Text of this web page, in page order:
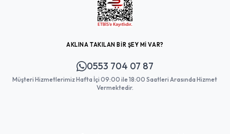
AKLINA TAKILAN BİR ŞEY Mİ VAR?
0553 704 07 87
Müşteri Hizmetlerimiz Hafta İçi 09:00 ile 18:00 Saatleri Arasında Hizmet
Vermektedir.